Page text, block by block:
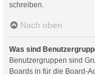
schreiben.
Nach oben
Was sind
Benutzergruppen sind
Boards in für die Board-